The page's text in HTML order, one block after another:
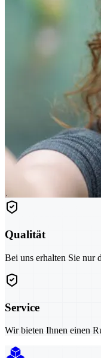
Qualität
Bei uns erhalten Sie nur
Service
Wir bieten Ihnen einen